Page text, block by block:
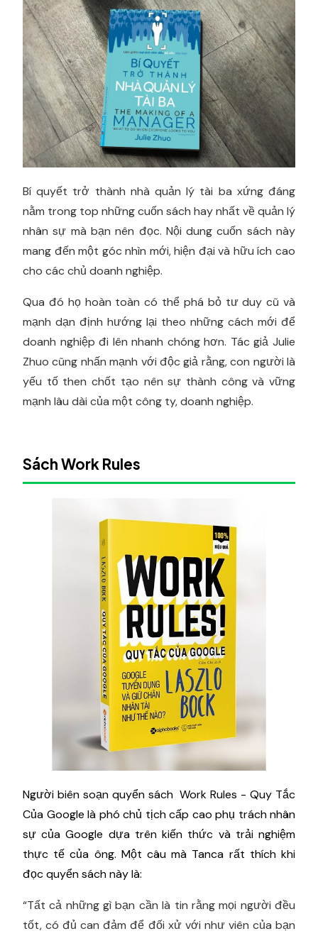
Bí quyết trở thành nhà quản lý tài ba xứng đáng
nằm trong top những cuốn sách hay nhất về quản lý
nhân sự mà bạn nên đọc. Nội dung cuốn sách này
mang đến một góc nhìn mới, hiện đại và hữu ích cao
cho các chủ doanh nghiệp.
Qua đó họ hoàn toàn có thể phá bỏ tư duy cũ và
mạnh dạn định hướng lại theo những cách mới để
doanh nghiệp đi lên nhanh chóng hơn. Tác giả Julie
Zhuo cũng nhấn mạnh với độc giả rằng, con người là
yếu tố then chốt tạo nên sự thành công và vững
mạnh lâu dài của một công ty, doanh nghiệp.
Sách Work Rules
Người biên soạn quyển sách Work Rules - Quy Tắc
Của Google là phó chủ tịch cấp cao phụ trách nhân
sự của Google dựa trên kiến thức và trải nghiệm
thực tế của ông. Một câu mà Tanca rất thích khi
đọc quyển sách này là:
“Tất cả những gì bạn cần là tin rằng mọi người đều
tốt, có đủ can đảm để đối xử với như viên của bạn